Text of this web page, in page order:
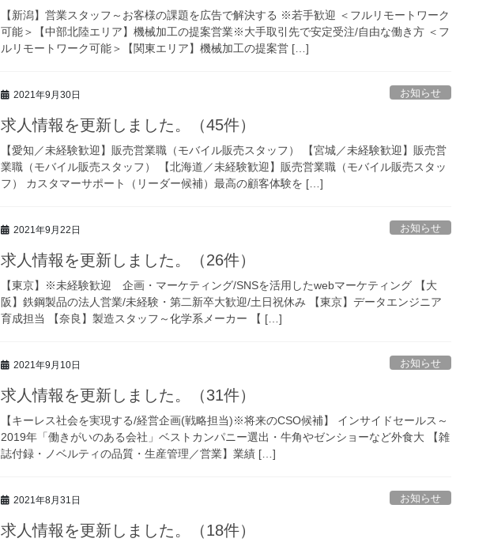
【新潟】営業スタッフ～お客様の課題を広告で解決する ※若手歓迎 ＜フルリモートワーク
可能＞【中部北陸エリア】機械加工の提案営業※大手取引先で安定受注/自由な働き方 ＜フ
ルリモートワーク可能＞【関東エリア】機械加工の提案営 […]
2021年9月30日 お知らせ
求人情報を更新しました。（45件）
【愛知／未経験歓迎】販売営業職（モバイル販売スタッフ） 【宮城／未経験歓迎】販売営
業職（モバイル販売スタッフ） 【北海道／未経験歓迎】販売営業職（モバイル販売スタッ
フ） カスタマーサポート（リーダー候補）最高の顧客体験を […]
2021年9月22日 お知らせ
求人情報を更新しました。（26件）
【東京】※未経験歓迎 企画・マーケティング/SNSを活用したwebマーケティング 【大
阪】鉄鋼製品の法人営業/未経験・第二新卒大歓迎/土日祝休み 【東京】データエンジニア
育成担当 【奈良】製造スタッフ～化学系メーカー 【 […]
2021年9月10日 お知らせ
求人情報を更新しました。（31件）
【キーレス社会を実現する/経営企画(戦略担当)※将来のCSO候補】 インサイドセールス～
2019年「働きがいのある会社」ベストカンパニー選出・牛角やゼンショーなど外食大 【雑
誌付録・ノベルティの品質・生産管理／営業】業績 […]
2021年8月31日 お知らせ
求人情報を更新しました。（18件）